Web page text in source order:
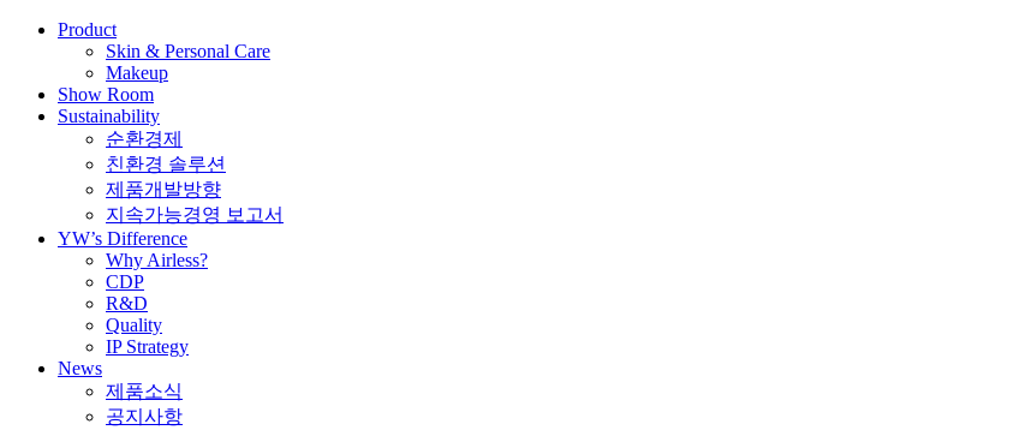
Product
Skin & Personal Care
Makeup
Show Room
Sustainability
순환경제
친환경 솔루션
제품개발방향
지속가능경영 보고서
YW’s Difference
Why Airless?
CDP
R&D
Quality
IP Strategy
News
제품소식
공지사항